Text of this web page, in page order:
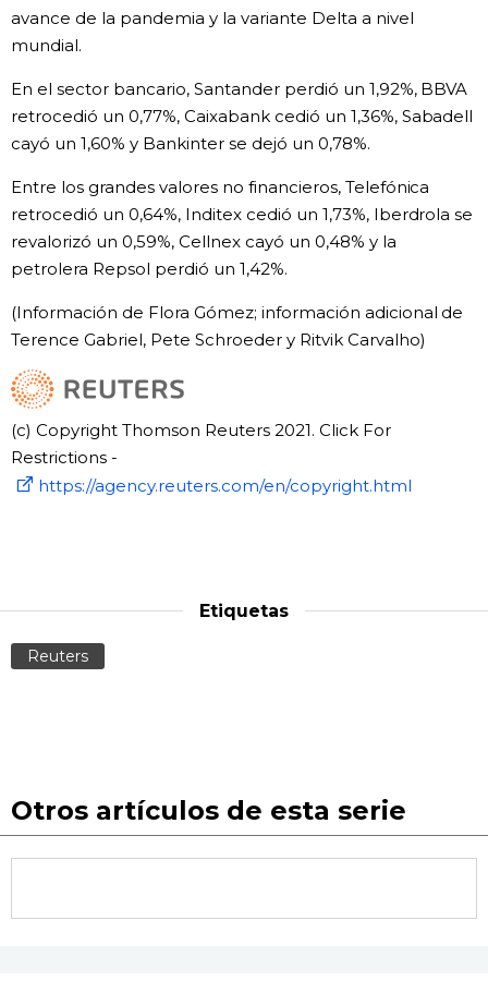
avance de la pandemia y la variante Delta a nivel
mundial.
En el sector bancario, Santander perdió un 1,92%, BBVA
retrocedió un 0,77%, Caixabank cedió un 1,36%, Sabadell
cayó un 1,60% y Bankinter se dejó un 0,78%.
Entre los grandes valores no financieros, Telefónica
retrocedió un 0,64%, Inditex cedió un 1,73%, Iberdrola se
revalorizó un 0,59%, Cellnex cayó un 0,48% y la
petrolera Repsol perdió un 1,42%.
(Información de Flora Gómez; información adicional de
Terence Gabriel, Pete Schroeder y Ritvik Carvalho)
(c) Copyright Thomson Reuters 2021. Click For
Restrictions -
https://agency.reuters.com/en/copyright.html
Etiquetas
Reuters
Otros artículos de esta serie